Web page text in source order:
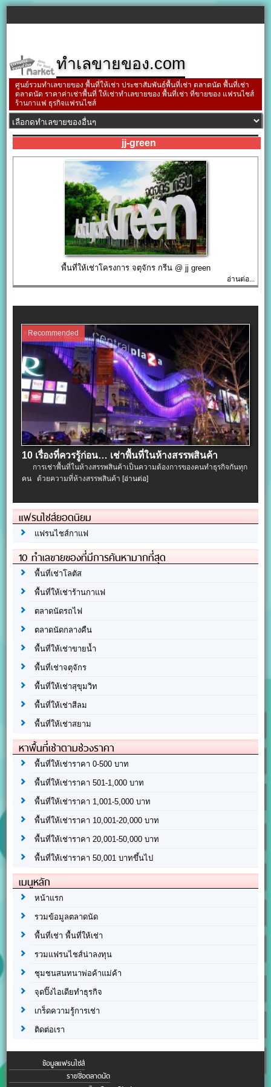
ทำเลขายของ.com
ศูนย์รวมทำเลขายของ พื้นที่ให้เช่า ประชาสัมพันธ์พื้นที่เช่า ตลาดนัด พื้นที่เช่า
ตลาดนัด ราคาค่าเช่าพื้นที่ ให้เช่าทำเลขายของ พื้นที่เช่า ที่ขายของ แฟรนไชส์
ร้านกาแฟ ธุรกิจแฟรนไชส์
jj-green
พื้นที่ให้เช่าโครงการ จตุจักร กรีน @ jj green
อ่านต่อ...
Recommended
10 เรื่องที่ควรรู้ก่อน… เช่าพื้นที่ในห้างสรรพสินค้า
การเช่าพื้นที่ในห้างสรรพสินค้าเป็นความต้องการของคนทำธุรกิจกันทุก
คน ด้วยความที่ห้างสรรพสินค้า [อ่านต่อ]
แฟรนไชส์ยอดนิยม
แฟรนไชส์กาแฟ
10 ทำเลขายของที่มีการค้นหามากที่สุด
พื้นที่เช่าโลตัส
พื้นที่ให้เช่าร้านกาแฟ
ตลาดนัดรถไฟ
ตลาดนัดกลางคืน
พื้นที่ให้เช่าขายน้ำ
พื้นที่เช่าจตุจักร
พื้นที่ให้เช่าสุขุมวิท
พื้นที่ให้เช่าสีลม
พื้นที่ให้เช่าสยาม
หาพื้นที่เช่าตามช่วงราคา
พื้นที่ให้เช่าราคา 0-500 บาท
พื้นที่ให้เช่าราคา 501-1,000 บาท
พื้นที่ให้เช่าราคา 1,001-5,000 บาท
พื้นที่ให้เช่าราคา 10,001-20,000 บาท
พื้นที่ให้เช่าราคา 20,001-50,000 บาท
พื้นที่ให้เช่าราคา 50,001 บาทขึ้นไป
เมนูหลัก
หน้าแรก
รวมข้อมูลตลาดนัด
พื้นที่เช่า พื้นที่ให้เช่า
รวมแฟรนไชส์น่าลงทุน
ชุมชนสนทนาพ่อค้าแม่ค้า
จุดปิ๊งไอเดียทำธุรกิจ
เกร็ดความรู้การเช่า
ติดต่อเรา
ข้อมูลแฟรนไชส์
รายชื่อตลาดนัด